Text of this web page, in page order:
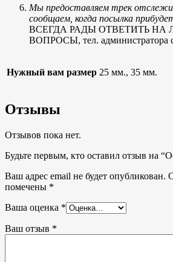
Мы предоставляем трек
сообщаем, когда посылка
ВСЕГДА РАДЫ ОТВЕТИТЬ
ВОПРОСЫ, тел. администратора
Нужный вам размер 25 мм., 35 мм.
Отзывы
Отзывов пока нет.
Будьте первым, кто оставил отзыв на
Ваш адрес email не будет опубликован.
помечены *
Ваша оценка *
Ваш отзыв *